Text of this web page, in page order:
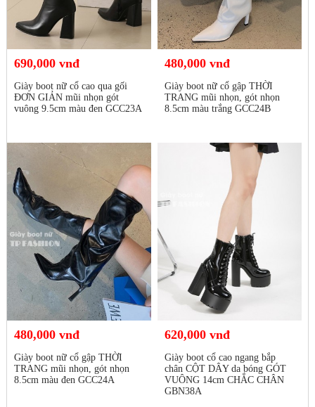
690,000 vnđ
Giày boot nữ cổ cao qua gối
ĐƠN GIẢN mũi nhọn gót
vuông 9.5cm màu đen GCC23A
480,000 vnđ
Giày boot nữ cổ gập THỜI
TRANG mũi nhọn, gót nhọn
8.5cm màu trắng GCC24B
480,000 vnđ
Giày boot nữ cổ gập THỜI
TRANG mũi nhọn, gót nhọn
8.5cm màu đen GCC24A
620,000 vnđ
Giày boot cổ cao ngang bắp
chân CỘT DÂY da bóng GÓT
VUÔNG 14cm CHẮC CHÂN
GBN38A